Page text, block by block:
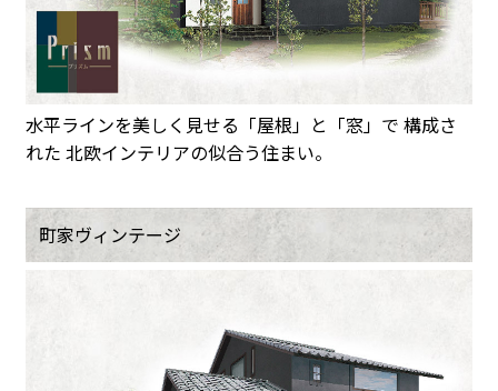
水平ラインを美しく見せる「屋根」と「窓」で 構成さ
れた 北欧インテリアの似合う住まい。
町家ヴィンテージ